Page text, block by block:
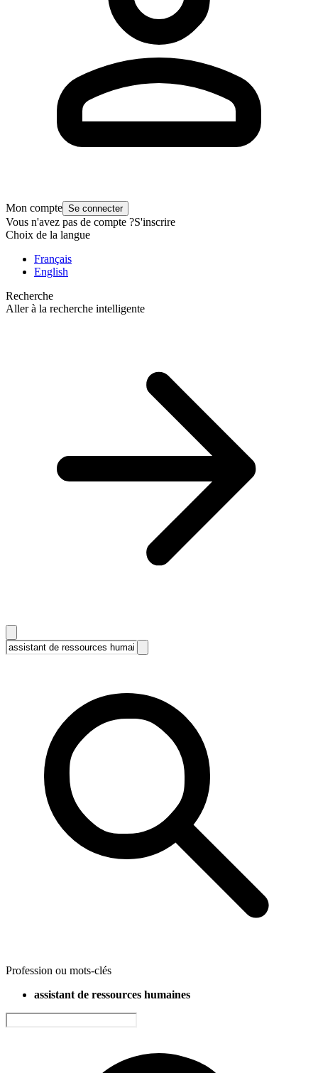
Mon compte Se connecter
Vous n'avez pas de compte ?S'inscrire
Choix de la langue
Français
English
Recherche
Aller à la recherche intelligente
Profession ou mots-clés
assistant de ressources humaines